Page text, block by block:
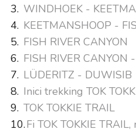
WINDHOEK -
KEETMANSHOOP -
FISH RIVER CANYON
FISH RIVER CANYON
LÜDERITZ - DUWISIB
Inici trekking TOK
TOK TOKKIE TRAIL
Fi TOK TOKKIE